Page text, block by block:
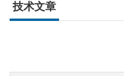
技术文章